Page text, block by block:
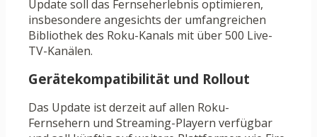
Update soll das Fernseherlebnis optimieren,
insbesondere angesichts der umfangreichen
Bibliothek des Roku-Kanals mit über 500 Live-
TV-Kanälen.
Gerätekompatibilität und Rollout
Das Update ist derzeit auf allen Roku-
Fernsehern und Streaming-Playern verfügbar